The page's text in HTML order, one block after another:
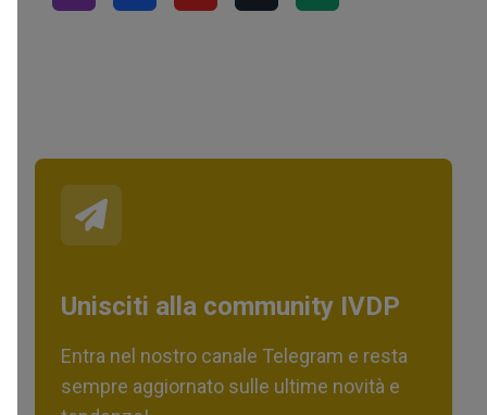
Unisciti alla community IVDP
Entra nel nostro canale Telegram e resta
sempre aggiornato sulle ultime novità e